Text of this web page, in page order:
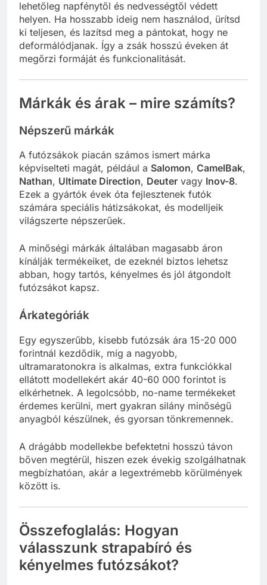
lehetőleg napfénytől és nedvességtől védett
helyen. Ha hosszabb ideig nem használod, ürítsd
ki teljesen, és lazítsd meg a pántokat, hogy ne
deformálódjanak. Így a zsák hosszú éveken át
megőrzi formáját és funkcionalitását.
Márkák és árak – mire számíts?
Népszerű márkák
A futózsákok piacán számos ismert márka
képviselteti magát, például a Salomon, CamelBak,
Nathan, Ultimate Direction, Deuter vagy Inov-8.
Ezek a gyártók évek óta fejlesztenek futók
számára speciális hátizsákokat, és modelljeik
világszerte népszerűek.
A minőségi márkák általában magasabb áron
kínálják termékeiket, de ezeknél biztos lehetsz
abban, hogy tartós, kényelmes és jól átgondolt
futózsákot kapsz.
Árkategóriák
Egy egyszerűbb, kisebb futózsák ára 15-20 000
forintnál kezdődik, míg a nagyobb,
ultramaratonokra is alkalmas, extra funkciókkal
ellátott modellekért akár 40-60 000 forintot is
elkérhetnek. A legolcsóbb, no-name termékeket
érdemes kerülni, mert gyakran silány minőségű
anyagból készülnek, és gyorsan tönkremennek.
A drágább modellekbe befektetni hosszú távon
bőven megtérül, hiszen ezek évekig szolgálhatnak
megbízhatóan, akár a legextrémebb körülmények
között is.
Összefoglalás: Hogyan
válasszunk strapabíró és
kényelmes futózsákot?